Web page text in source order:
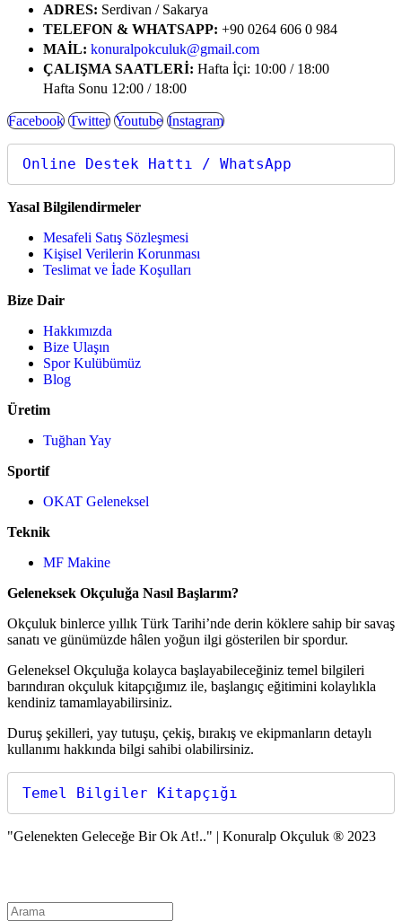
ADRES: Serdivan / Sakarya
TELEFON & WHATSAPP: +90 0264 606 0 984
MAİL: konuralpokculuk@gmail.com
ÇALIŞMA SAATLERI: Hafta İçi: 10:00 / 18:00
Hafta Sonu 12:00 / 18:00
Facebook Twitter Youtube Instagram
Online Destek Hattı / WhatsApp
Yasal Bilgilendirmeler
Mesafeli Satış Sözleşmesi
Kişisel Verilerin Korunması
Teslimat ve İade Koşulları
Bize Dair
Hakkımızda
Bize Ulaşın
Spor Kulübümüz
Blog
Üretim
Tuğhan Yay
Sportif
OKAT Geleneksel
Teknik
MF Makine
Geleneksek Okçuluğa Nasıl Başlarım?
Okçuluk binlerce yıllık Türk Tarihi’nde derin köklere sahip bir savaş
sanatı ve günümüzde hâlen yoğun ilgi gösterilen bir spordur.
Geleneksel Okçuluğa kolayca başlayabileceğiniz temel bilgileri
barındıran okçuluk kitapçığımız ile, başlangıç eğitimini kolaylıkla
kendiniz tamamlayabilirsiniz.
Duruş şekilleri, yay tutuşu, çekiş, bırakış ve ekipmanların detaylı
kullanımı hakkında bilgi sahibi olabilirsiniz.
Temel Bilgiler Kitapçığı
"Gelenekten Geleceğe Bir Ok At!.." | Konuralp Okçuluk ® 2023